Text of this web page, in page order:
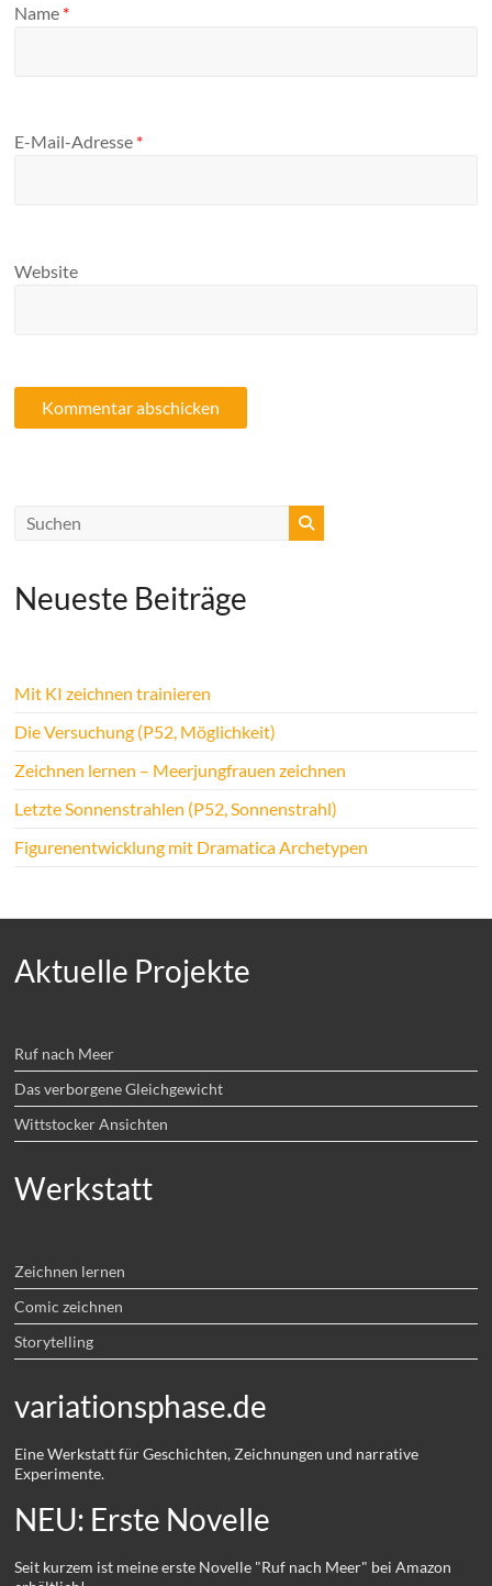
Name *
E-Mail-Adresse *
Website
Neueste Beiträge
Mit KI zeichnen trainieren
Die Versuchung (P52, Möglichkeit)
Zeichnen lernen – Meerjungfrauen zeichnen
Letzte Sonnenstrahlen (P52, Sonnenstrahl)
Figurenentwicklung mit Dramatica Archetypen
Aktuelle Projekte
Ruf nach Meer
Das verborgene Gleichgewicht
Wittstocker Ansichten
Werkstatt
Zeichnen lernen
Comic zeichnen
Storytelling
variationsphase.de
Eine Werkstatt für Geschichten, Zeichnungen und narrative
Experimente.
NEU: Erste Novelle
Seit kurzem ist meine erste Novelle "Ruf nach Meer" bei Amazon